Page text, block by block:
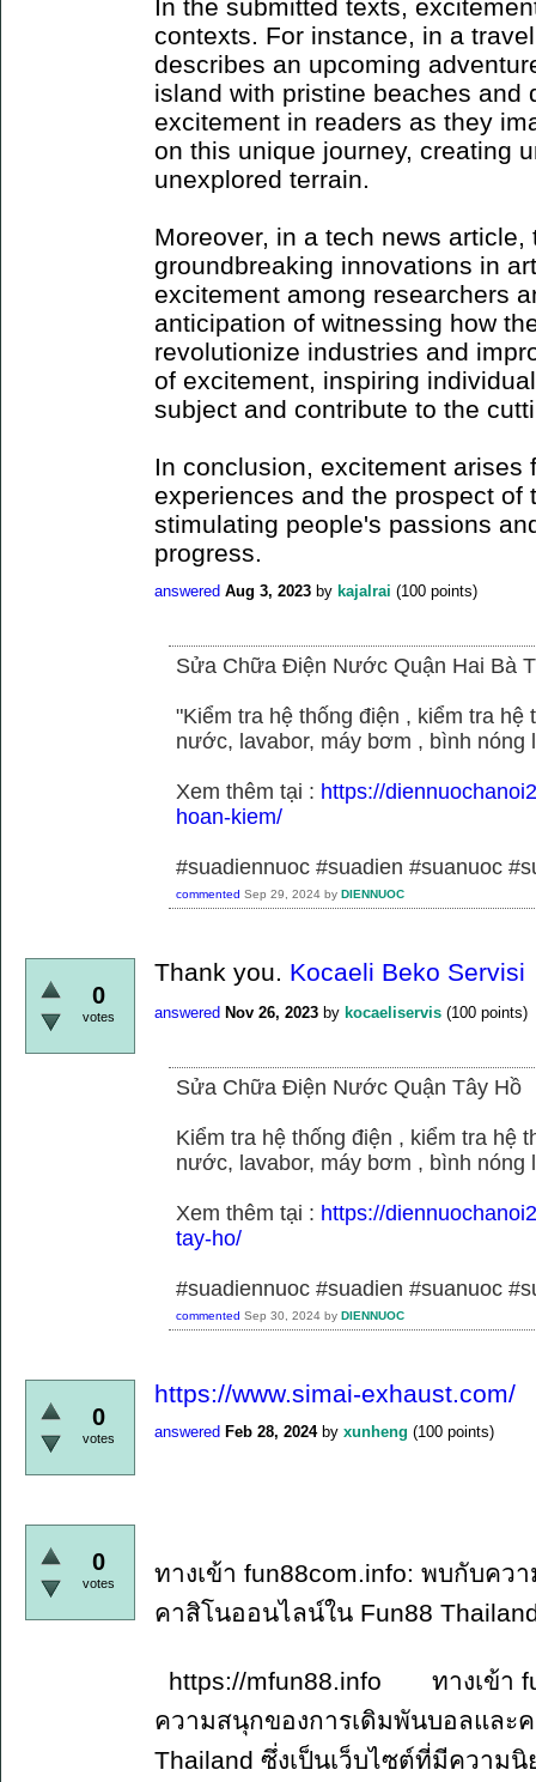
In the submitted texts,
contexts. For instance, in a
describes an upcoming
island with pristine beaches and
excitement in readers as they
on this unique journey, creating
unexplored terrain.
Moreover, in a tech news
groundbreaking innovations in
excitement among researchers
anticipation of witnessing how
revolutionize industries and
of excitement, inspiring
subject and contribute to the
In conclusion, excitement arises
experiences and the prospect of
stimulating people's passions
progress.
answered Aug 3, 2023 by kajalrai (100 points)
Sửa Chữa Điện Nước Quận Hai Bà
"Kiểm tra hệ thống điện , kiểm tra
nước, lavabor, máy bơm , bình nóng
Xem thêm tại : https://
hoan-kiem/
#suadiennuoc #suadien #suanuoc
commented Sep 29, 2024 by DIENNUOC
0
votes
Thank you. Kocaeli Beko Servisi
answered Nov 26, 2023 by kocaeliservis (100 points)
Sửa Chữa Điện Nước Quận Tây Hồ
Kiểm tra hệ thống điện , kiểm tra hệ
nước, lavabor, máy bơm , bình nóng
Xem thêm tại : https://
tay-ho/
#suadiennuoc #suadien #suanuoc
commented Sep 30, 2024 by DIENNUOC
0
votes
https://www.simai-exhaust.com/
answered Feb 28, 2024 by xunheng (100 points)
0
votes
ทางเข้า fun88com.info: พบกับคว
คาสิโนออนไลน์ใน Fun88
https://mfun88.info ทางเข้า
ความสนุกของการเดิมพันบอลและ
Thailand ซึ่งเป็นเว็บไซต์ที่มีความ